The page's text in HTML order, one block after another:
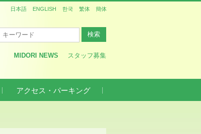
MIDORI NEWS
スタッフ募集
日本語 ENGLISH 한국 繁体 簡体
アクセス・パーキング